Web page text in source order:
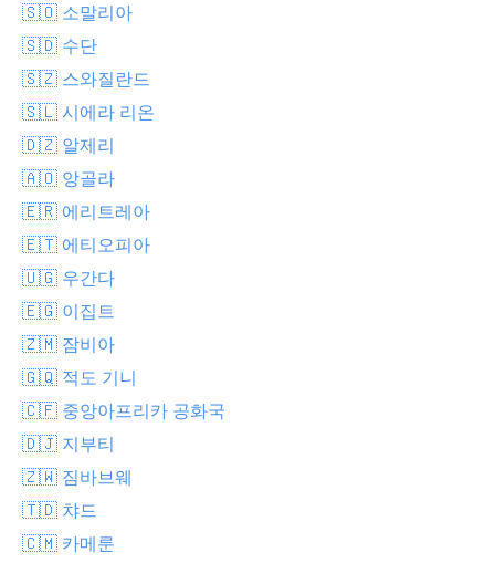
🇸🇴 소말리아
🇸🇩 수단
🇸🇿 스와질란드
🇸🇱 시에라 리온
🇩🇿 알제리
🇦🇴 앙골라
🇪🇷 에리트레아
🇪🇹 에티오피아
🇺🇬 우간다
🇪🇬 이집트
🇿🇲 잠비아
🇬🇶 적도 기니
🇨🇫 중앙아프리카 공화국
🇩🇯 지부티
🇿🇼 짐바브웨
🇹🇩 챠드
🇨🇲 카메룬